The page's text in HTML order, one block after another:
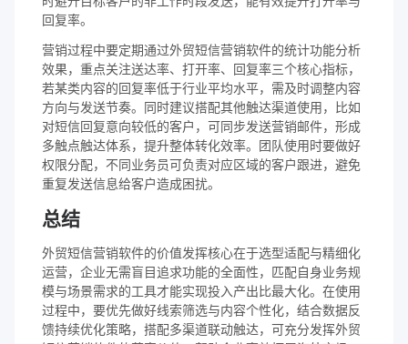
回复率。
营销过程中要定期通过外贸短信营销软件的统计功能分析
效果，重点关注送达率、打开率、回复率三个核心指标，
若某类内容的回复率低于行业平均水平，需及时调整内容
方向与发送节奏。同时建议搭配其他触达渠道使用，比如
对短信回复意向较低的客户，可同步发送营销邮件，形成
多触点触达体系，提升整体转化效率。团队使用时要做好
权限分配，不同业务员可负责对应区域的客户跟进，避免
重复发送信息给客户造成困扰。
总结
外贸短信营销软件的价值发挥核心在于选型适配与精细化
运营，企业无需盲目追求功能的全面性，匹配自身业务规
模与场景需求的工具才能实现投入产出比最大化。在使用
过程中，要优先做好线索筛选与内容个性化，结合数据反
馈持续优化策略，搭配多渠道联动触达，可充分发挥外贸